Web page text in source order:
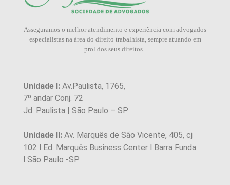
Asseguramos o melhor atendimento e experiência com advogados
especialistas na área do direito trabalhista, sempre atuando em
prol dos seus direitos.
Unidade I: Av.Paulista, 1765,
7º andar Conj. 72
Jd. Paulista | São Paulo – SP
Unidade II: Av. Marquês de São Vicente, 405, cj
102 l Ed. Marquês Business Center l Barra Funda
l São Paulo -SP